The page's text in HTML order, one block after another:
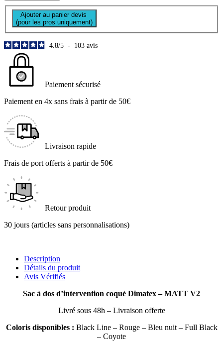
Ajouter au panier devis
(pour les pros uniquement)
4.8/5 - 103 avis
Paiement sécurisé
Paiement en 4x sans frais à partir de 50€
Livraison rapide
Frais de port offerts à partir de 50€
Retour produit
30 jours (articles sans personnalisations)
Description
Détails du produit
Avis Vérifiés
Sac à dos d’intervention coqué Dimatex – MATT V2
Livré sous 48h – Livraison offerte
Coloris disponibles : Black Line – Rouge – Bleu nuit – Full Black
– Coyote